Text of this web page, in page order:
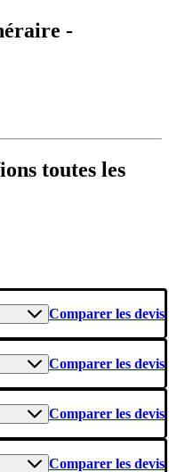
-
toutes les
Comparer les devis
Comparer les devis
Comparer les devis
Comparer les devis